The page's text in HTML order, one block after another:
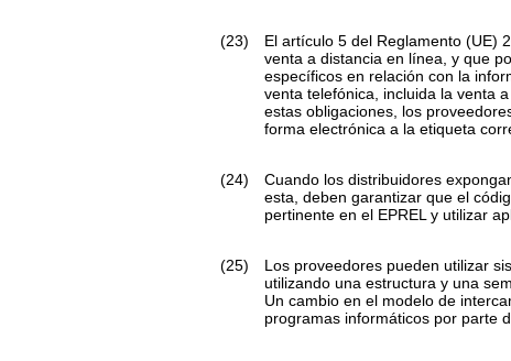
(23)
El artículo 5 del Reglamento (UE)
venta a distancia en línea, y que
específicos en relación con la
venta telefónica, incluida la venta
estas obligaciones, los
forma electrónica a la etiqueta
(24)
Cuando los distribuidores
esta, deben garantizar que el
pertinente en el EPREL y utilizar
(25)
Los proveedores pueden utilizar
utilizando una estructura y una
Un cambio en el modelo de
programas informáticos por parte